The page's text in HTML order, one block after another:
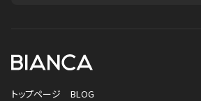
トップページ
BLOG